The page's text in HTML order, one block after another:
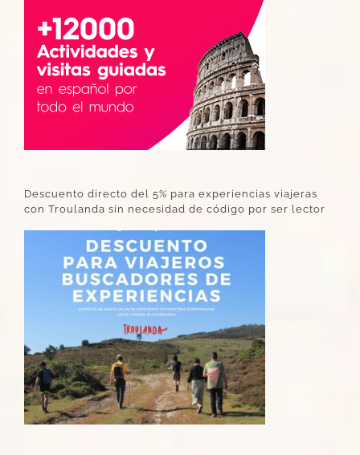
Descuento directo del 5% para experiencias viajeras
con Troulanda sin necesidad de código por ser lector